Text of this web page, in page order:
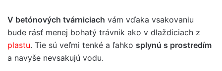
V betónových tvárniciach vám vďaka vsakovaniu
bude rásť menej bohatý trávnik ako v dlaždiciach z
plastu. Tie sú veľmi tenké a ľahko splynú s prostredím
a navyše nevsakujú vodu.